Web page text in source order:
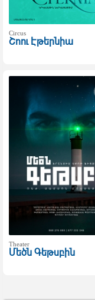
Circus
Շոու Էթերնիա
Theater
Մեծն Գեթսբին